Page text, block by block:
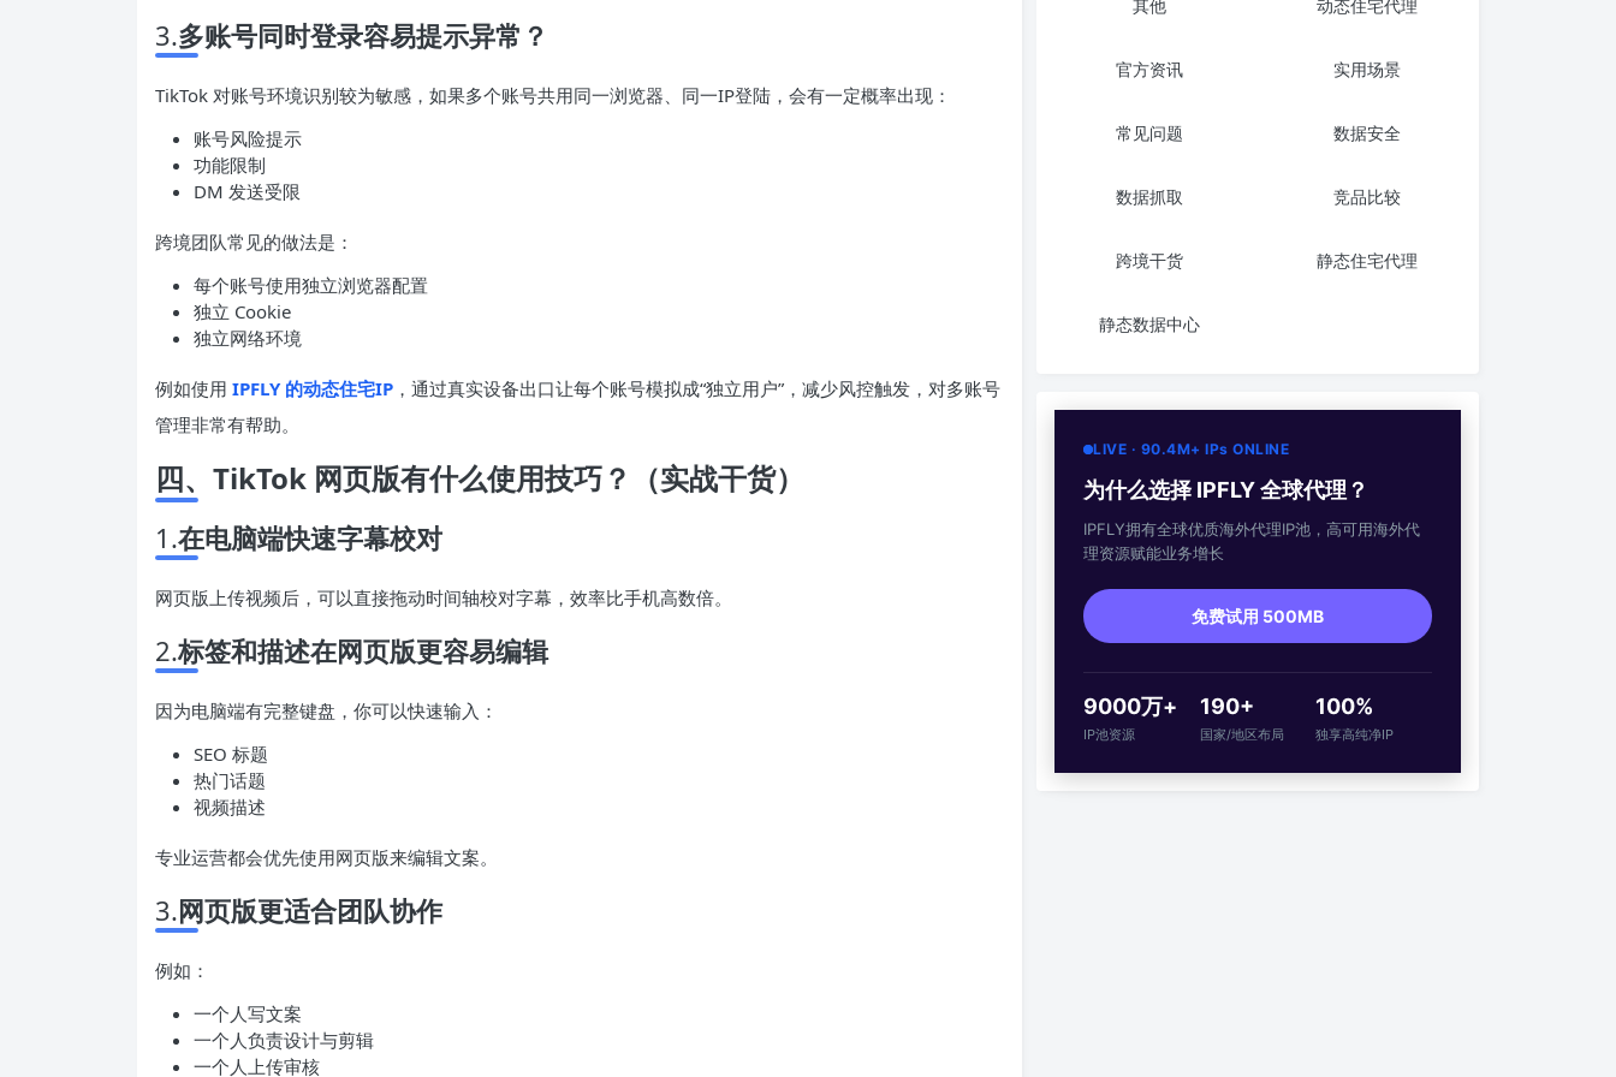
3.多账号同时登录容易提示异常？
TikTok 对账号环境识别较为敏感，如果多个账号共用同一浏览器、同一IP登陆，会有一定概率出现：
账号风险提示
功能限制
DM 发送受限
跨境团队常见的做法是：
每个账号使用独立浏览器配置
独立 Cookie
独立网络环境
例如使用 IPFLY 的动态住宅IP ，通过真实设备出口让每个账号模拟成“独立用户”，减少风控触发，对多账号
管理非常有帮助。
四、TikTok 网页版有什么使用技巧？（实战干货）
1.在电脑端快速字幕校对
网页版上传视频后，可以直接拖动时间轴校对字幕，效率比手机高数倍。
2.标签和描述在网页版更容易编辑
因为电脑端有完整键盘，你可以快速输入：
SEO 标题
热门话题
视频描述
专业运营都会优先使用网页版来编辑文案。
3.网页版更适合团队协作
例如：
一个人写文案
一个人负责设计与剪辑
一个人上传审核
其他 动态住宅代理
官方资讯 实用场景
常见问题 数据安全
数据抓取 竞品比较
跨境干货 静态住宅代理
静态数据中心
LIVE · 90.4M+ IPs ONLINE
为什么选择 IPFLY 全球代理？
IPFLY拥有全球优质海外代理IP池，高可用海外代
理资源赋能业务增长
免费试用 500MB
9000万+
IP池资源
190+
国家/地区布局
100%
独享高纯净IP